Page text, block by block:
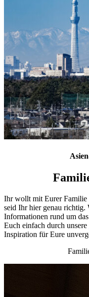
Ihr wollt mit Eurer Familie
seid Ihr hier genau richtig.
Informationen rund um
Euch einfach durch unsere
Inspiration für Eure